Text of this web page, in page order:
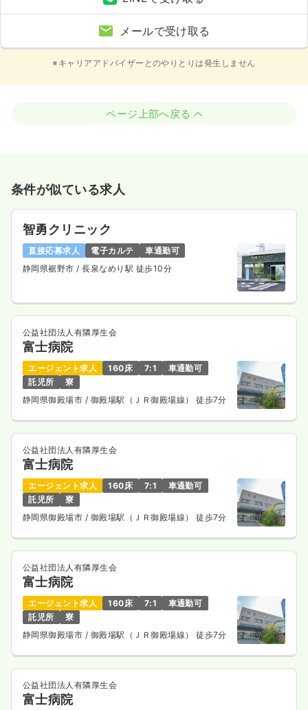
メールで受け取る
※キャリアアドバイザーとのやりとりは発生しません
ページ上部へ戻る
条件が似ている求人
智勇クリニック
直接応募求人 電子カルテ
車通勤可
静岡県裾野市 / 長泉なめり駅 徒歩10分
公益社団法人有隣厚生会
富士病院
エージェント求人 160床 7:1
車通勤可
託児所
寮
静岡県御殿場市 / 御殿場駅（ＪＲ御殿場線） 徒歩7分
公益社団法人有隣厚生会
富士病院
エージェント求人 160床 7:1
車通勤可
託児所
寮
静岡県御殿場市 / 御殿場駅（ＪＲ御殿場線） 徒歩7分
公益社団法人有隣厚生会
富士病院
エージェント求人 160床 7:1
車通勤可
託児所
寮
静岡県御殿場市 / 御殿場駅（ＪＲ御殿場線） 徒歩7分
公益社団法人有隣厚生会
富士病院